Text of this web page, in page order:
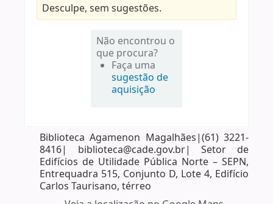
Desculpe, sem sugestões.
Não encontrou o
que procura?
Faça uma
sugestão de
aquisição
Biblioteca Agamenon Magalhães|(61) 3221-
8416| biblioteca@cade.gov.br| Setor de
Edifícios de Utilidade Pública Norte – SEPN,
Entrequadra 515, Conjunto D, Lote 4, Edifício
Carlos Taurisano, térreo